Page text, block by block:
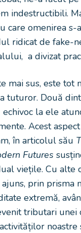
indestructibili.
omenirea
ridicat de fake-
a divizat
mai sus, este tot
tuturor. Două
la ele
Acest
în articolul său
Futures
viețile. Cu alte
prin prisma
extremă,
tributari